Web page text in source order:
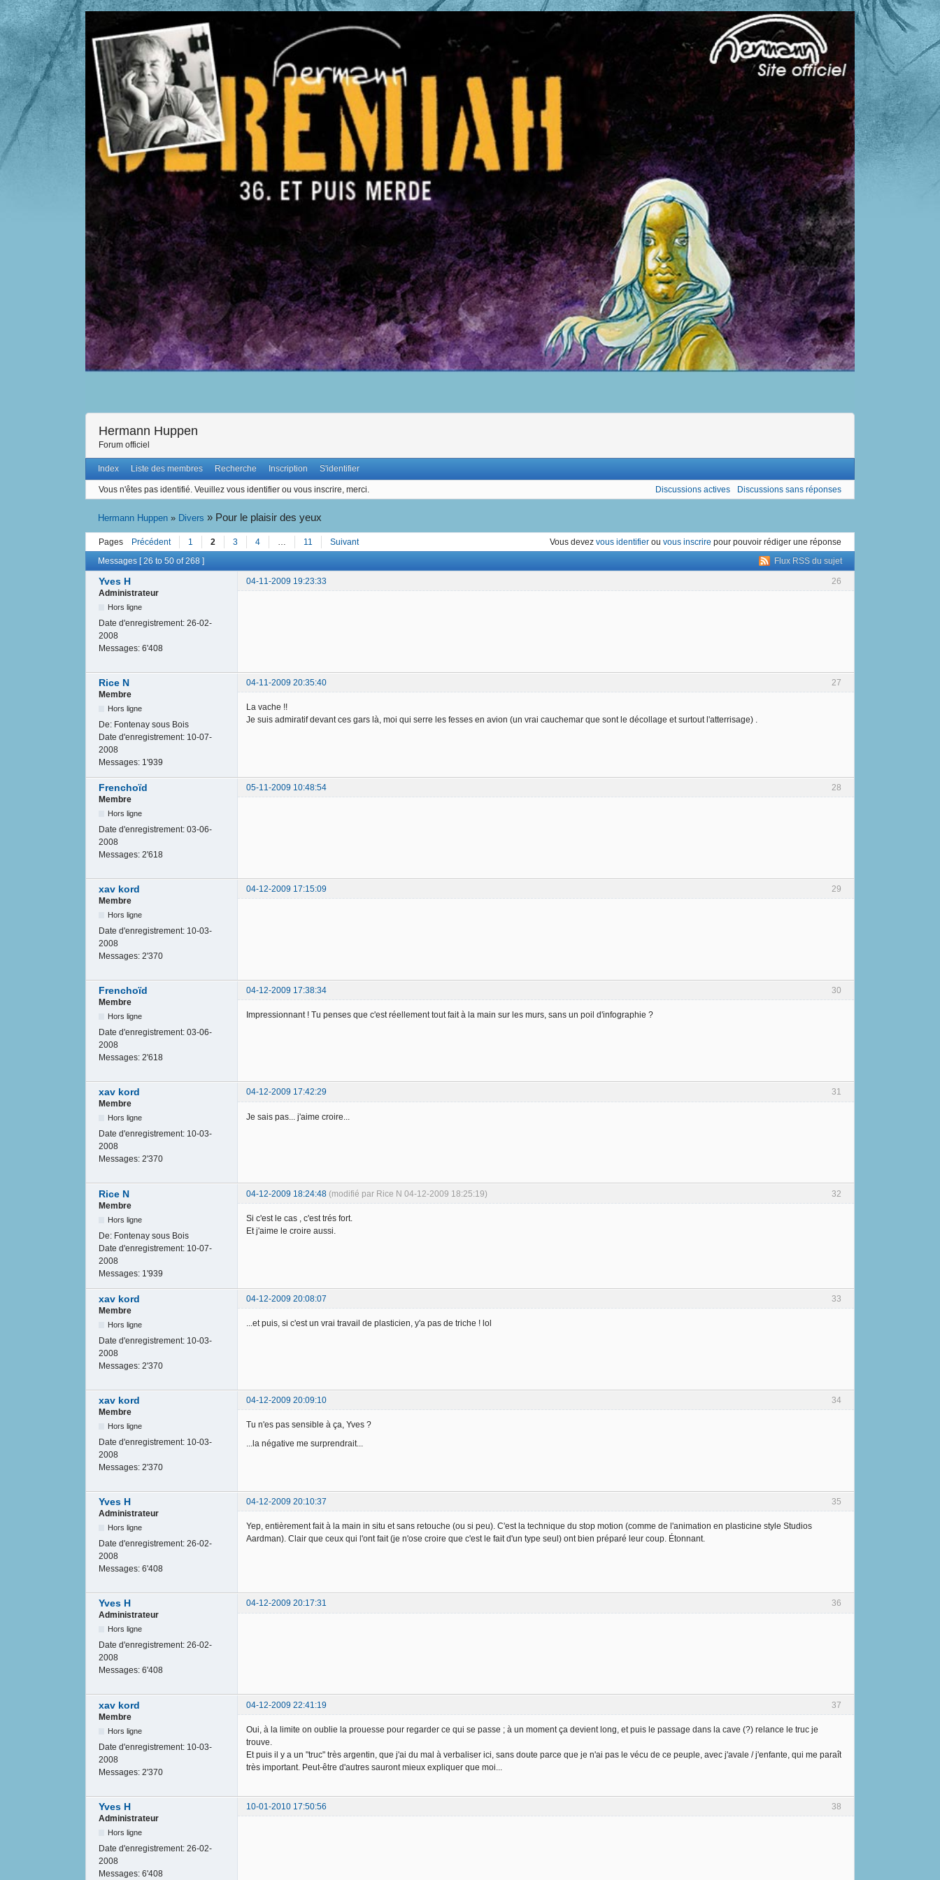
Hermann Huppen
Forum officiel
Index Liste des membres Recherche Inscription S'identifier
Vous n'êtes pas identifié. Veuillez vous identifier ou vous inscrire, merci. Discussions actives Discussions sans réponses
Hermann Huppen » Divers » Pour le plaisir des yeux
Pages Précédent 1 2 3 4 11 Suivant Vous devez vous identifier ou vous inscrire pour pouvoir rédiger une réponse
Flux RSS du sujet
Messages [ 26 to 50 of 268 ]
26
Yves H
04-11-2009 19:23:33
Administrateur
Hors ligne
Date d'enregistrement: 26-02-
2008
Messages: 6'408
27
Rice N
04-11-2009 20:35:40
Membre
Hors ligne
De: Fontenay sous Bois
Date d'enregistrement: 10-07-
2008
Messages: 1'939
La vache !!
Je suis admiratif devant ces gars là, moi qui serre les fesses en avion (un vrai cauchemar que sont le décollage et surtout l'atterrisage) .
28
Frenchoïd
05-11-2009 10:48:54
Membre
Hors ligne
Date d'enregistrement: 03-06-
2008
Messages: 2'618
29
xav kord
04-12-2009 17:15:09
Membre
Hors ligne
Date d'enregistrement: 10-03-
2008
Messages: 2'370
30
Frenchoïd
04-12-2009 17:38:34
Membre
Hors ligne
Date d'enregistrement: 03-06-
2008
Messages: 2'618
Impressionnant ! Tu penses que c'est réellement tout fait à la main sur les murs, sans un poil d'infographie ?
31
xav kord
04-12-2009 17:42:29
Membre
Hors ligne
Date d'enregistrement: 10-03-
2008
Messages: 2'370
Je sais pas... j'aime croire...
32
Rice N 04-12-2009 18:24:48 (modifié par Rice N 04-12-2009 18:25:19)
Membre
Hors ligne
De: Fontenay sous Bois
Date d'enregistrement: 10-07-
2008
Messages: 1'939
Si c'est le cas , c'est trés fort.
Et j'aime le croire aussi.
33
xav kord
04-12-2009 20:08:07
Membre
Hors ligne
Date d'enregistrement: 10-03-
2008
Messages: 2'370
...et puis, si c'est un vrai travail de plasticien, y'a pas de triche ! lol
34
xav kord
04-12-2009 20:09:10
Membre
Hors ligne
Date d'enregistrement: 10-03-
2008
Messages: 2'370
Tu n'es pas sensible à ça, Yves ?
...la négative me surprendrait...
35
Yves H
04-12-2009 20:10:37
Administrateur
Hors ligne
Date d'enregistrement: 26-02-
2008
Messages: 6'408
Yep, entièrement fait à la main in situ et sans retouche (ou si peu). C'est la technique du stop motion (comme de l'animation en plasticine style Studios
Aardman). Clair que ceux qui l'ont fait (je n'ose croire que c'est le fait d'un type seul) ont bien préparé leur coup. Étonnant.
36
Yves H
04-12-2009 20:17:31
Administrateur
Hors ligne
Date d'enregistrement: 26-02-
2008
Messages: 6'408
37
xav kord
04-12-2009 22:41:19
Membre
Hors ligne
Date d'enregistrement: 10-03-
2008
Messages: 2'370
Oui, à la limite on oublie la prouesse pour regarder ce qui se passe ; à un moment ça devient long, et puis le passage dans la cave (?) relance le truc je
trouve.
Et puis il y a un "truc" très argentin, que j'ai du mal à verbaliser ici, sans doute parce que je n'ai pas le vécu de ce peuple, avec j'avale / j'enfante, qui me paraît
très important. Peut-être d'autres sauront mieux expliquer que moi...
38
Yves H
10-01-2010 17:50:56
Administrateur
Hors ligne
Date d'enregistrement: 26-02-
2008
Messages: 6'408